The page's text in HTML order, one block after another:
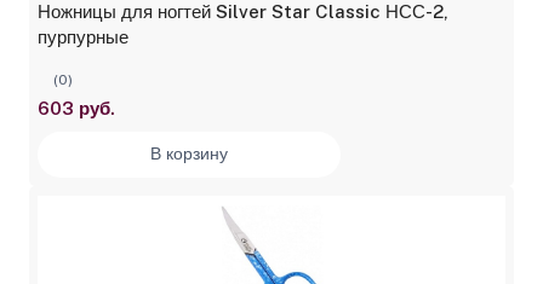
Ножницы для ногтей Silver Star Classic НСС-2,
пурпурные
(0)
603 руб.
В корзину